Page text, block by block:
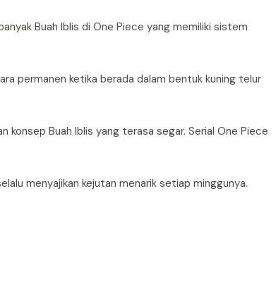
Buah Iblis di One Piece yang memiliki sistem
permanen ketika berada dalam bentuk kuning telur
konsep Buah Iblis yang terasa segar. Serial One Piece
menyajikan kejutan menarik setiap minggunya.